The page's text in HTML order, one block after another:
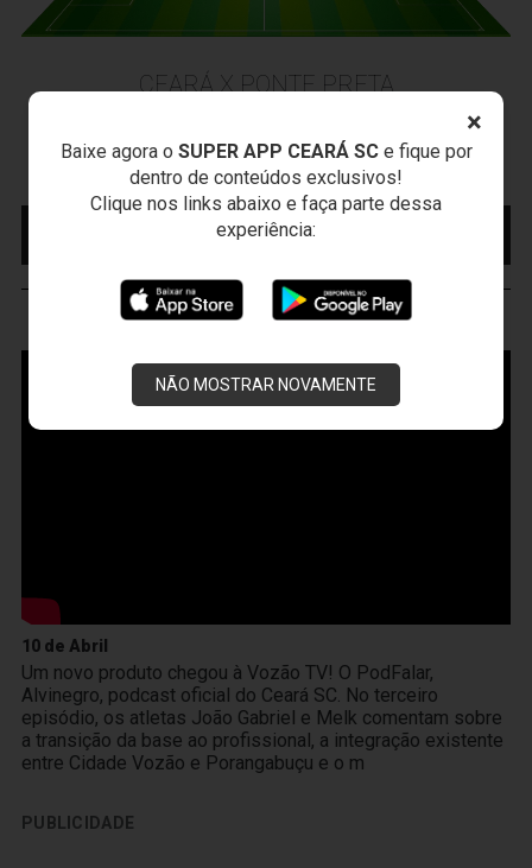
×
Baixe agora o SUPER APP CEARÁ SCe fique por
dentro de conteúdos exclusivos!
Clique nos links abaixo e faça parte dessa
experiência:
NÃO MOSTRAR NOVAMENTE
CEARÁ X PONTE PRETA
Arena Vozão (Castelão) - Capital/CE
Campeonato Brasileiro • 2º Turno • 21 ª Rodada
MAIS INFORMAÇÕES
VOZÃOTV
10 de Abril
Um novo produto chegou à Vozão TV! O PodFalar,
Alvinegro, podcast oficial do Ceará SC. No terceiro
episódio, os atletas João Gabriel e Melk comentam sobre
a transição da base ao profissional, a integração existente
entre Cidade Vozão e Porangabuçu e o m
PUBLICIDADE